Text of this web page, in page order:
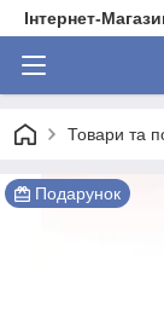
Інтернет-
Товари та
Подарунок